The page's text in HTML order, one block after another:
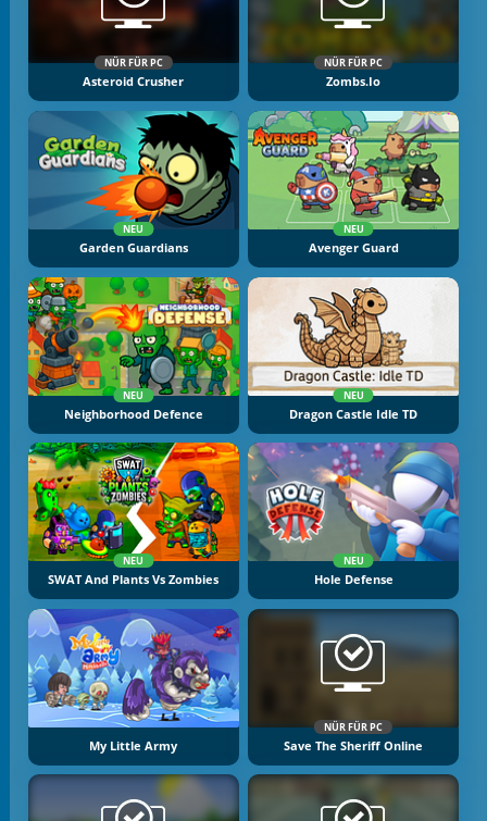
NÜR FÜR PC
Asteroid Crusher
NÜR FÜR PC
Zombs.io
NEU
Garden Guardians
NEU
Avenger Guard
NEU
Neighborhood Defence
NEU
Dragon Castle Idle TD
NEU
SWAT And Plants Vs Zombies
NEU
Hole Defense
My Little Army
NÜR FÜR PC
Save The Sheriff Online